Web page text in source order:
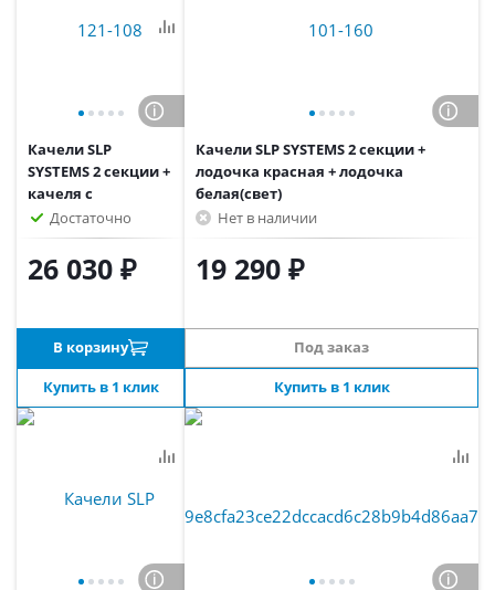
Качели SLP
SYSTEMS 2 секции +
качеля с
фиксацией
зеленая + сиденье
двойное
Достаточно
26 030 ₽
В корзину
Купить в 1 клик
Качели SLP SYSTEMS 2 секции +
лодочка красная + лодочка
белая(свет)
Нет в наличии
19 290 ₽
Под заказ
Купить в 1 клик